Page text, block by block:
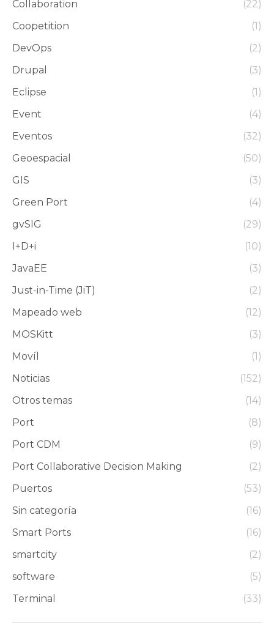
Collaboration
(22)
Coopetition
(1)
DevOps
(2)
Drupal
(3)
Eclipse
(1)
Event
(4)
Eventos
(32)
Geoespacial
(50)
GIS
(3)
Green Port
(4)
gvSIG
(29)
I+D+i
(10)
JavaEE
(3)
Just-in-Time (JiT)
(2)
Mapeado web
(12)
MOSKitt
(3)
Movíl
(1)
Noticias
(152)
Otros temas
(14)
Port
(8)
Port CDM
(9)
Port Collaborative Decision Making
(2)
Puertos
(53)
Sin categoría
(16)
Smart Ports
(16)
smartcity
(2)
software
(5)
Terminal
(33)